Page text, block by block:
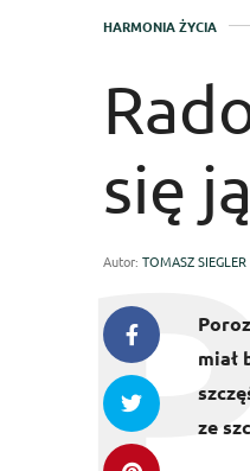
HARMONIA ŻYCIA
się
Autor: TOMASZ SIEGLER
miał
ze